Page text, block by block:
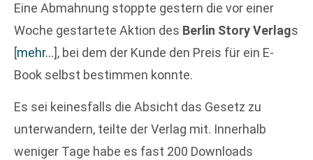
Eine Abmahnung stoppte gestern die vor einer
Woche gestartete Aktion des Berlin Story Verlags
[mehr…], bei dem der Kunde den Preis für ein E-
Book selbst bestimmen konnte.
Es sei keinesfalls die Absicht das Gesetz zu
unterwandern, teilte der Verlag mit. Innerhalb
weniger Tage habe es fast 200 Downloads